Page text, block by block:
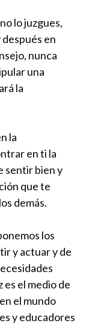
lo juzgues,
en
nunca
una
la
la
en ti la
sentir bien y
que te
demás.
los
y actuar y de
es el medio de
el mundo
y educadores